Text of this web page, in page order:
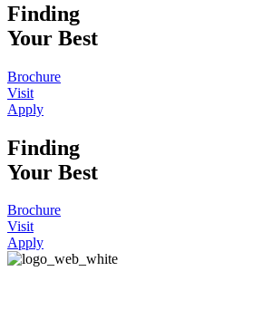
Finding
Your Best
Brochure
Visit
Apply
Finding
Your Best
Brochure
Visit
Apply